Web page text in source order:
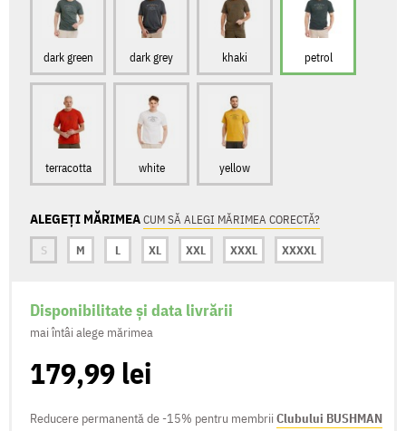
dark green dark grey khaki petrol
terracotta white yellow
ALEGEȚI MĂRIMEACUM SĂ ALEGI MĂRIMEA CORECTĂ?
S
M L XL XXL XXXL XXXXL
Disponibilitate și data livrării
mai întâi alege mărimea
179,99 lei
Reducere permanentă de -15% pentru membrii Clubului BUSHMAN